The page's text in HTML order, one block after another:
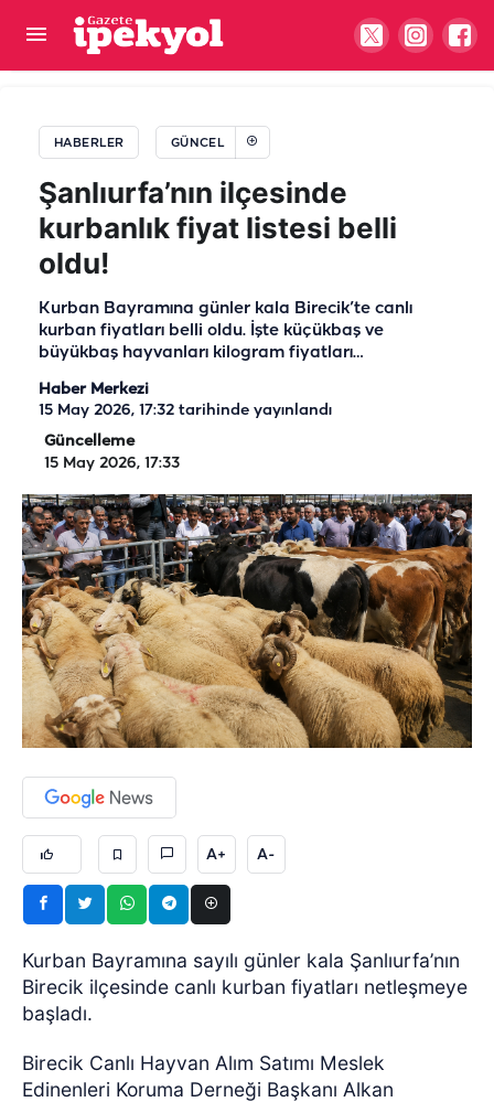
HABERLER GÜNCEL
Şanlıurfa’nın ilçesinde
kurbanlık fiyat listesi belli
oldu!
Kurban Bayramına günler kala Birecik’te canlı
kurban fiyatları belli oldu. İşte küçükbaş ve
büyükbaş hayvanları kilogram fiyatları…
Haber Merkezi
15 May 2026, 17:32 tarihinde yayınlandı
Güncelleme
15 May 2026, 17:33
A+ A-
Kurban Bayramına sayılı günler kala Şanlıurfa’nın
Birecik ilçesinde canlı kurban fiyatları netleşmeye
başladı.
Birecik Canlı Hayvan Alım Satımı Meslek
Edinenleri Koruma Derneği Başkanı Alkan
DEM Parti çerçeve yasa teklifine imza attı!